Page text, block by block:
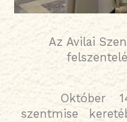
Az Avilai
Október 14-
szentmise